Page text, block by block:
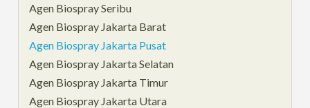
Agen Biospray Seribu
Agen Biospray Jakarta Barat
Agen Biospray Jakarta Pusat
Agen Biospray Jakarta Selatan
Agen Biospray Jakarta Timur
Agen Biospray Jakarta Utara